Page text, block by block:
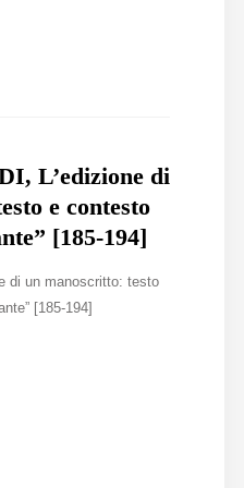
L’edizione di
e contesto
[185-194]
di un manoscritto: testo
[185-194]